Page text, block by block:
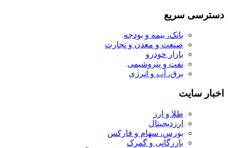
دسترسی سریع
بانک، بیمه و بودجه
صنعت و معدن و تجارت
بازار خودرو
نفت و پتروشیمی
برق، آب و انرژی
اخبار سایت
طلا و ارز
ارزدیجیتال
بورس، سهام و فارکس
بازرگانی و گمرک